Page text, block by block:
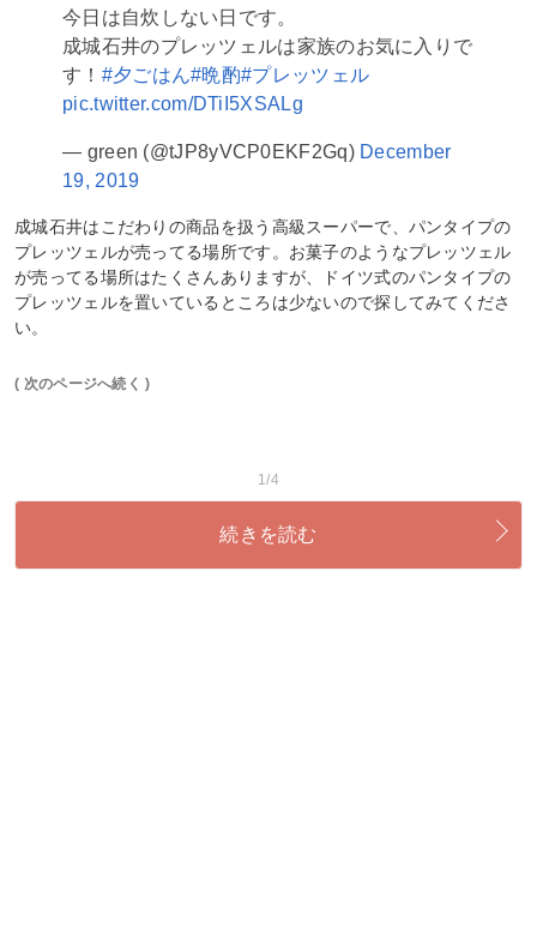
今日は自炊しない日です。
成城石井のプレッツェルは家族のお気に入りで
す！ #夕ごはん#晩酌#プレッツェル
pic.twitter.com/DTiI5XSALg
— green (@tJP8yVCP0EKF2Gq) December
19, 2019
成城石井はこだわりの商品を扱う高級スーパーで、パンタイプの
プレッツェルが売ってる場所です。お菓子のようなプレッツェル
が売ってる場所はたくさんありますが、ドイツ式のパンタイプの
プレッツェルを置いているところは少ないので探してみてくださ
い。
( 次のページへ続く )
1/4
続きを読む